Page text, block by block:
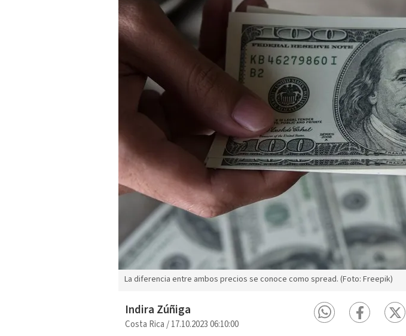
La diferencia entre ambos precios se conoce como spread. (Foto: Freepik)
Indira Zúñiga
Costa Rica/17.10.2023 06:10:00